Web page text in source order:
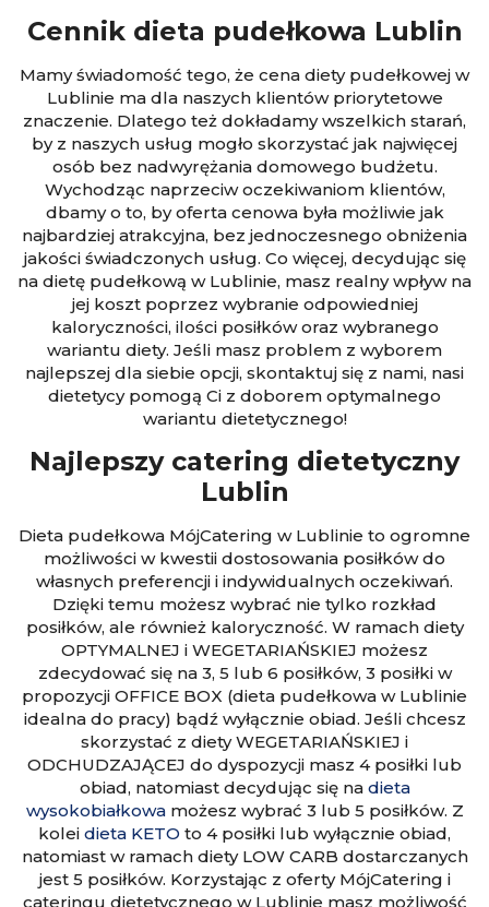
Cennik dieta pudełkowa Lublin
Mamy świadomość tego, że cena diety pudełkowej w
Lublinie ma dla naszych klientów priorytetowe
znaczenie. Dlatego też dokładamy wszelkich starań,
by z naszych usług mogło skorzystać jak najwięcej
osób bez nadwyrężania domowego budżetu.
Wychodząc naprzeciw oczekiwaniom klientów,
dbamy o to, by oferta cenowa była możliwie jak
najbardziej atrakcyjna, bez jednoczesnego obniżenia
jakości świadczonych usług. Co więcej, decydując się
na dietę pudełkową w Lublinie, masz realny wpływ na
jej koszt poprzez wybranie odpowiedniej
kaloryczności, ilości posiłków oraz wybranego
wariantu diety. Jeśli masz problem z wyborem
najlepszej dla siebie opcji, skontaktuj się z nami, nasi
dietetycy pomogą Ci z doborem optymalnego
wariantu dietetycznego!
Najlepszy catering dietetyczny
Lublin
Dieta pudełkowa MójCatering w Lublinie to ogromne
możliwości w kwestii dostosowania posiłków do
własnych preferencji i indywidualnych oczekiwań.
Dzięki temu możesz wybrać nie tylko rozkład
posiłków, ale również kaloryczność. W ramach diety
OPTYMALNEJ i WEGETARIAŃSKIEJ możesz
zdecydować się na 3, 5 lub 6 posiłków, 3 posiłki w
propozycji OFFICE BOX (dieta pudełkowa w Lublinie
idealna do pracy) bądź wyłącznie obiad. Jeśli chcesz
skorzystać z diety WEGETARIAŃSKIEJ i
ODCHUDZAJĄCEJ do dyspozycji masz 4 posiłki lub
obiad, natomiast decydując się na dieta
wysokobiałkowamożesz wybrać 3 lub 5 posiłków. Z
kolei dieta KETO to 4 posiłki lub wyłącznie obiad,
natomiast w ramach diety LOW CARB dostarczanych
jest 5 posiłków. Korzystając z oferty MójCatering i
cateringu dietetycznego w Lublinie masz możliwość